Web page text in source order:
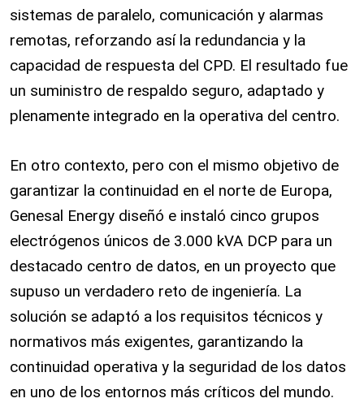
sistemas de paralelo, comunicación y alarmas
remotas, reforzando así la redundancia y la
capacidad de respuesta del CPD. El resultado fue
un suministro de respaldo seguro, adaptado y
plenamente integrado en la operativa del centro.
En otro contexto, pero con el mismo objetivo de
garantizar la continuidad en el norte de Europa,
Genesal Energy diseñó e instaló cinco grupos
electrógenos únicos de 3.000 kVA DCP para un
destacado centro de datos, en un proyecto que
supuso un verdadero reto de ingeniería. La
solución se adaptó a los requisitos técnicos y
normativos más exigentes, garantizando la
continuidad operativa y la seguridad de los datos
en uno de los entornos más críticos del mundo.